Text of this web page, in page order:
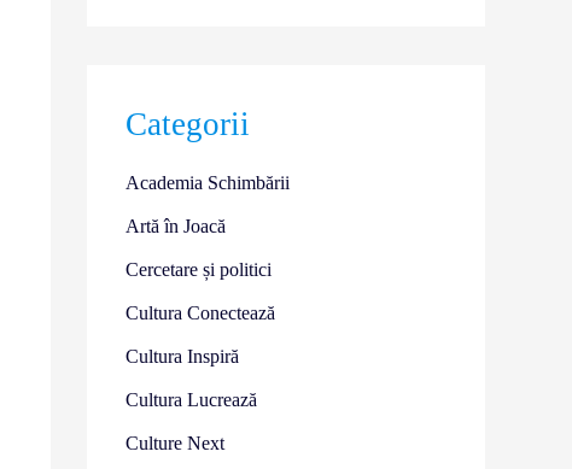
Categorii
Academia Schimbării
Artă în Joacă
Cercetare și politici
Cultura Conectează
Cultura Inspiră
Cultura Lucrează
Culture Next